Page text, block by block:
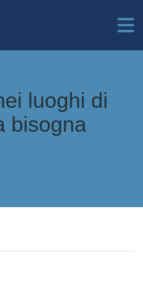
luoghi di
bisogna